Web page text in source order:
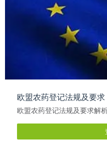
欧盟农药登记法规及要求
欧盟农药登记法规及要求解